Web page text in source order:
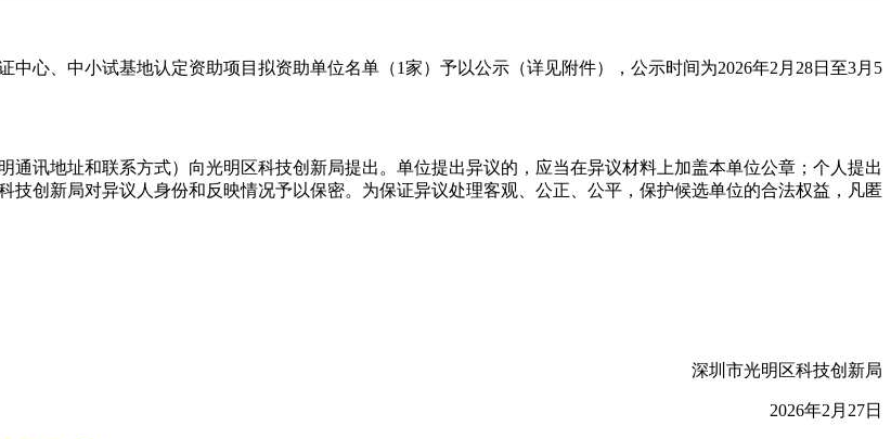
心、中小试基地认定资助项目拟资助单位名单（1家）予以公示（详见附件），公示时间为2026年2月28日至3月5
讯地址和联系方式）向光明区科技创新局提出。单位提出异议的，应当在异议材料上加盖本单位公章；个人提出
创新局对异议人身份和反映情况予以保密。为保证异议处理客观、公正、公平，保护候选单位的合法权益，凡匿
深圳市光明区科技创新局
2026年2月27日